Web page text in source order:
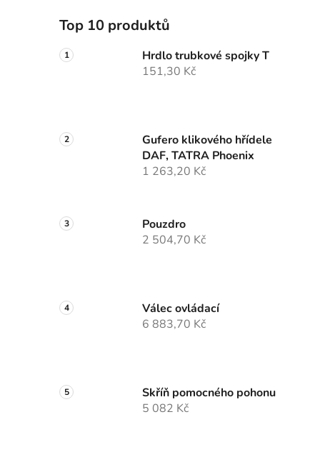
Top 10 produktů
Hrdlo trubkové spojky T
151,30 Kč
Gufero klikového hřídele
DAF, TATRA Phoenix
1 263,20 Kč
Pouzdro
2 504,70 Kč
Válec ovládací
6 883,70 Kč
Skříň pomocného pohonu
5 082 Kč